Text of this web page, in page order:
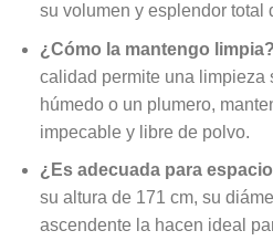
su volumen y esplendor total
¿Cómo la mantengo limpia?
calidad permite una limpieza
húmedo o un plumero,
impecable y libre de polvo.
¿Es adecuada para
su altura de 171 cm, su
ascendente la hacen ideal